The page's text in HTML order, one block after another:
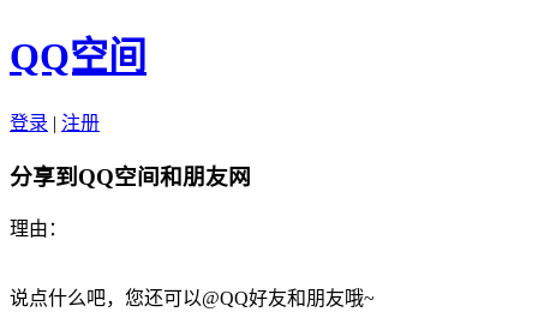
QQ空间
登录 | 注册
分享到QQ空间和朋友网
理由：
说点什么吧，您还可以@QQ好友和朋友哦~